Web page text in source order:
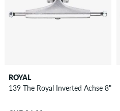
ROYAL
139 The Royal Inverted Achse 8"